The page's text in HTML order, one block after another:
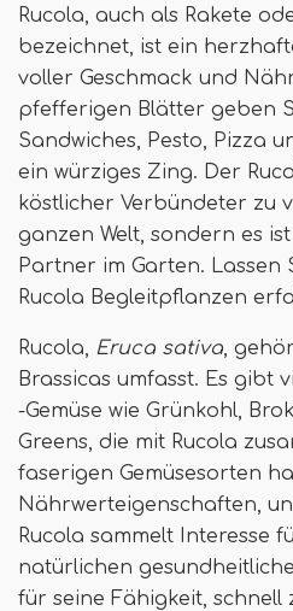
Rucola, auch als Rakete
bezeichnet, ist ein
voller Geschmack und
pfefferigen Blätter geben
Sandwiches, Pesto, Pizza
ein würziges Zing. Der
köstlicher Verbündeter zu
ganzen Welt, sondern es
Partner im Garten. Lassen
Rucola Begleitpflanzen
Rucola, Eruca sativa,
Brassicas umfasst. Es gibt
-Gemüse wie Grünkohl,
Greens, die mit Rucola
faserigen Gemüsesorten
Nährwerteigenschaften,
Rucola sammelt Interesse
natürlichen
für seine Fähigkeit, schnell